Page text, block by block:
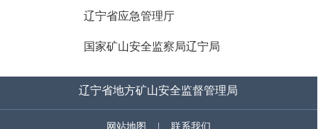
辽宁省应急管理厅
国家矿山安全监察局辽宁局
辽宁省地方矿山安全监督管理局
网站地图 联系我们